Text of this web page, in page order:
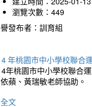
瀏覽次數：449
發布者：訓育組
年桃園市中小學校聯合
年桃園市中小學校聯合
蘋、黃瑞敏老師協助。
文